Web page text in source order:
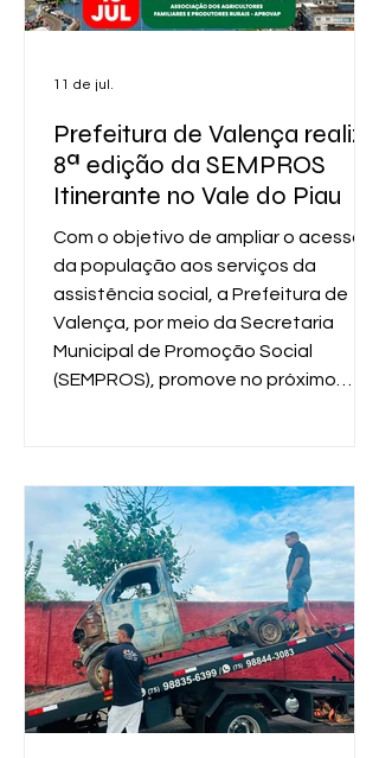
Prefeitura de Valença realiza
8ª edição da SEMPROS
Itinerante no Vale do Piau
Com o objetivo de ampliar o acesso
da população aos serviços da
assistência social, a Prefeitura de
Valença, por meio da Secretaria
Municipal de Promoção Social
(SEMPROS), promove no próximo
Associação dos Agricultores
Familiares e Produtores Rurais
(APROVAP), localizada na
comunidade do Vale do Piau, Orobó.
A iniciativa integra o calendário de
ações itinerantes da Secretar
11 de jul.